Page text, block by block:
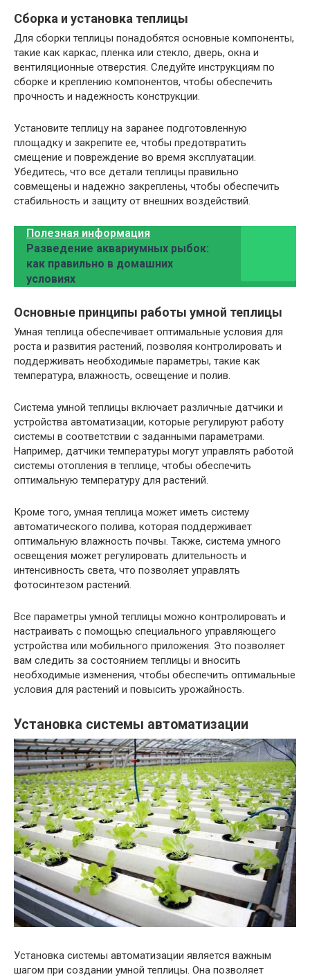
Сборка и установка теплицы
Для сборки теплицы понадобятся основные компоненты,
такие как каркас, пленка или стекло, дверь, окна и
вентиляционные отверстия. Следуйте инструкциям по
сборке и креплению компонентов, чтобы обеспечить
прочность и надежность конструкции.
Установите теплицу на заранее подготовленную
площадку и закрепите ее, чтобы предотвратить
смещение и повреждение во время эксплуатации.
Убедитесь, что все детали теплицы правильно
совмещены и надежно закреплены, чтобы обеспечить
стабильность и защиту от внешних воздействий.
Полезная информация
Разведение аквариумных рыбок:
как правильно в домашних
условиях
Основные принципы работы умной теплицы
Умная теплица обеспечивает оптимальные условия для
роста и развития растений, позволяя контролировать и
поддерживать необходимые параметры, такие как
температура, влажность, освещение и полив.
Система умной теплицы включает различные датчики и
устройства автоматизации, которые регулируют работу
системы в соответствии с заданными параметрами.
Например, датчики температуры могут управлять работой
системы отопления в теплице, чтобы обеспечить
оптимальную температуру для растений.
Кроме того, умная теплица может иметь систему
автоматического полива, которая поддерживает
оптимальную влажность почвы. Также, система умного
освещения может регулировать длительность и
интенсивность света, что позволяет управлять
фотосинтезом растений.
Все параметры умной теплицы можно контролировать и
настраивать с помощью специального управляющего
устройства или мобильного приложения. Это позволяет
вам следить за состоянием теплицы и вносить
необходимые изменения, чтобы обеспечить оптимальные
условия для растений и повысить урожайность.
Установка системы автоматизации
Установка системы автоматизации является важным
шагом при создании умной теплицы. Она позволяет